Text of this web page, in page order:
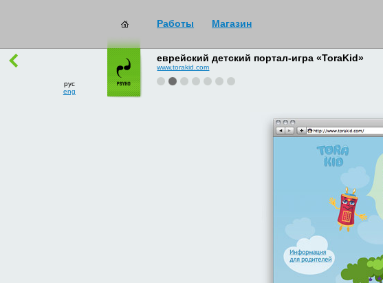
Работы Магазин
рус
eng
еврейский детский портал-игра «ToraKid»
www.torakid.com